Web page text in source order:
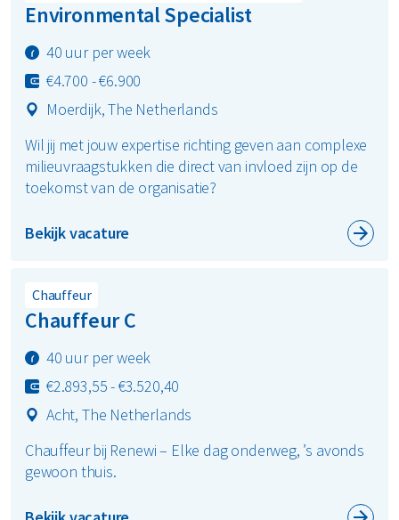
Environmental Specialist
40 uur per week
€4.700 - €6.900
Moerdijk, The Netherlands
Wil jij met jouw expertise richting geven aan complexe
milieuvraagstukken die direct van invloed zijn op de
toekomst van de organisatie?
Bekijk vacature
Chauffeur
Chauffeur C
40 uur per week
€2.893,55 - €3.520,40
Acht, The Netherlands
Chauffeur bij Renewi – Elke dag onderweg, ’s avonds
gewoon thuis.